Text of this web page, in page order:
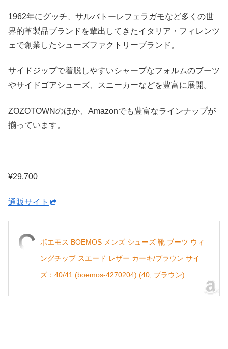
1962年にグッチ、サルバトーレフェラガモなど多くの世
界的革製品ブランドを輩出してきたイタリア・フィレンツ
ェで創業したシューズファクトリーブランド。
サイドジップで着脱しやすいシャープなフォルムのブーツ
やサイドゴアシューズ、スニーカーなどを豊富に展開。
ZOZOTOWNのほか、Amazonでも豊富なラインナップが
揃っています。
¥29,700
通販サイト
ボエモス BOEMOS メンズ シューズ 靴 ブーツ ウィ
ングチップ スエード レザー カーキ/ブラウン サイ
ズ：40/41 (boemos-4270204) (40, ブラウン)